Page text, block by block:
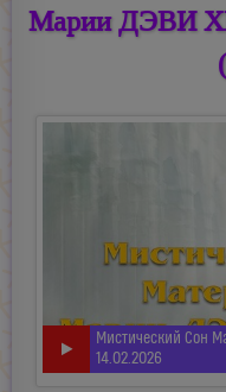
Марии ДЭВИ
Мистический Сон
14.02.2026